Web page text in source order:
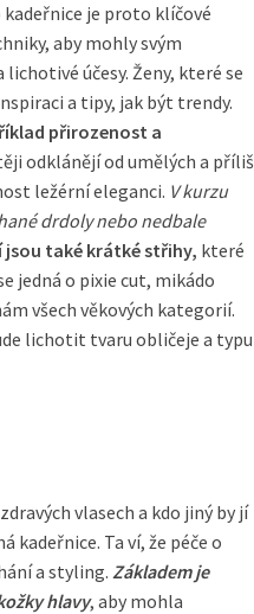
kadeřnice je proto klíčové
aby mohly svým
účesy. Ženy, které se
a tipy, jak být trendy.
přirozenost a
odklánějí od umělých a příliš
ležérní eleganci. V kurzu
drdoly nebo nedbale
jsou také krátké střihy, které
jedná o pixie cut, mikádo
všech věkových kategorií.
lichotit tvaru obličeje a typu
vlasech a kdo jiný by jí
kadeřnice. Ta ví, že péče o
a styling. Základem je
hlavy, aby mohla